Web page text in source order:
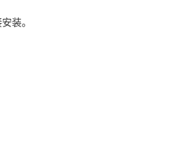
装。